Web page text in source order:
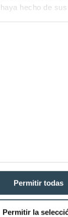
hecho de
Permitir todas
Permitir la
7 alumnos entre
el Nº 1) y de
y 7
50
los 25 primeros
los 30 primeros
de